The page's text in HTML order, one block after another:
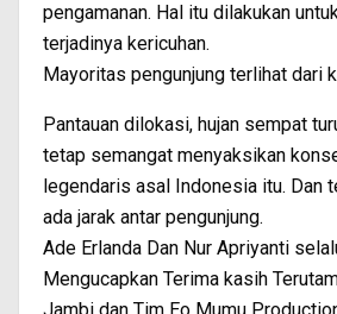
pengamanan. Hal itu dilakukan
terjadinya kericuhan.
Mayoritas pengunjung terlihat dari
Pantauan dilokasi, hujan sempat
tetap semangat menyaksikan
legendaris asal Indonesia itu. Dan
ada jarak antar pengunjung.
Ade Erlanda Dan Nur Apriyanti
Mengucapkan Terima kasih